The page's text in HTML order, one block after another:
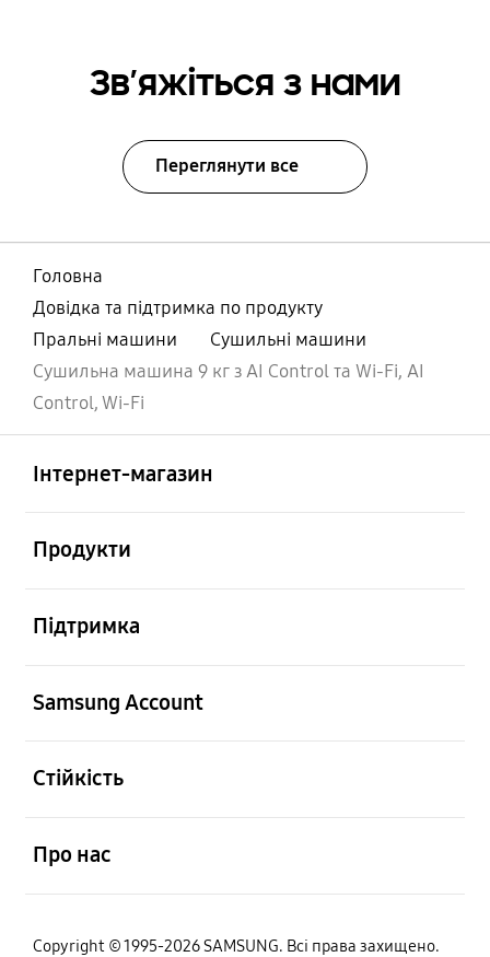
Зв’яжіться з нами
Переглянути все
Головна
Довідка та підтримка по продукту
Пральні машини
Сушильні машини
Cушильна машина 9 кг з AI Control та Wi-Fi, AI
Control, Wi-Fi
Інтернет-магазин
Продукти
Підтримка
Samsung Account
Стійкість
Про нас
Copyright © 1995-2026 SAMSUNG. Всі права захищено.